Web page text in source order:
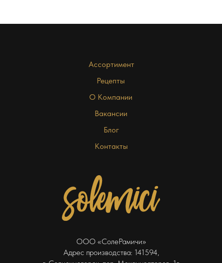
ООО «СолеРамичи»
Адрес производства: 141594,
Ассортимент
Рецепты
О Компании
Блог
Контакты
Вакансии